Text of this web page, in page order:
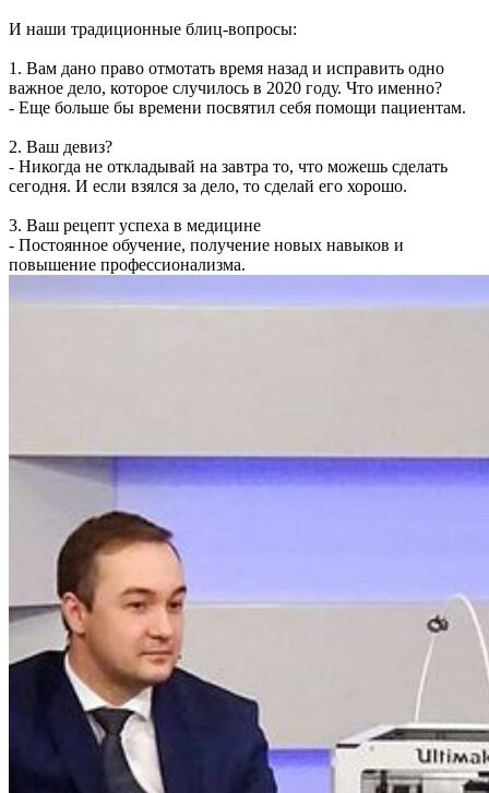
И наши традиционные блиц-вопросы:
1. Вам дано право отмотать время назад и исправить одно
важное дело, которое случилось в 2020 году. Что именно?
- Еще больше бы времени посвятил себя помощи пациентам.
2. Ваш девиз?
- Никогда не откладывай на завтра то, что можешь сделать
сегодня. И если взялся за дело, то сделай его хорошо.
3. Ваш рецепт успеха в медицине
- Постоянное обучение, получение новых навыков и
повышение профессионализма.